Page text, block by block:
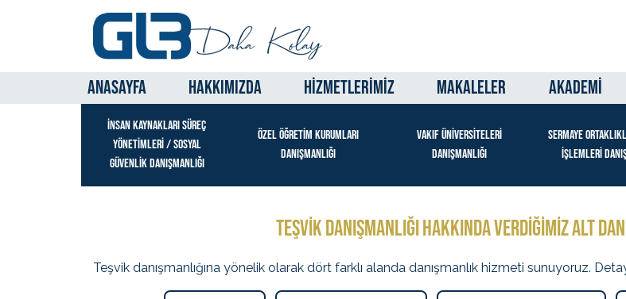
ANASAYFA HAKKIMIZDA HİZMETLERİMİZ MAKALELER AKADEMİ
İNSAN KAYNAKLARI SÜREÇ
YÖNETİMLERİ / SOSYAL
GÜVENLİK DANIŞMANLIĞI
ÖZEL ÖĞRETİM KURUMLARI
DANIŞMANLIĞI
VAKIF ÜNİVERSİTELERİ
DANIŞMANLIĞI
SERMAYE
İŞLEMLERİ
TEŞVİK DANIŞMANLIĞI HAKKINDA VERDİĞİMİZ ALT
Teşvik danışmanlığına yönelik olarak dört farklı alanda danışmanlık hizmeti sunuyoruz.